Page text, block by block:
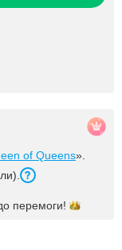
of Queens».
перемоги!